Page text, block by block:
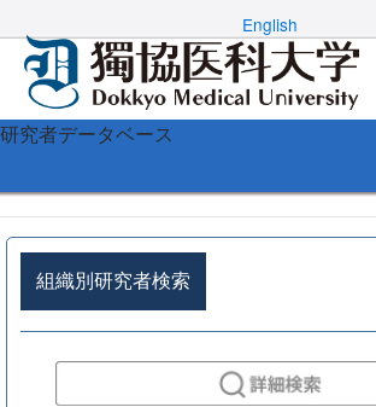
English
研究者データベース
組織別研究者検索